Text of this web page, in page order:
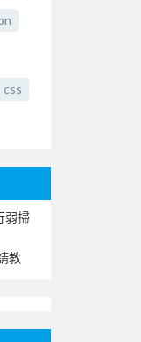
css
弱掃
教